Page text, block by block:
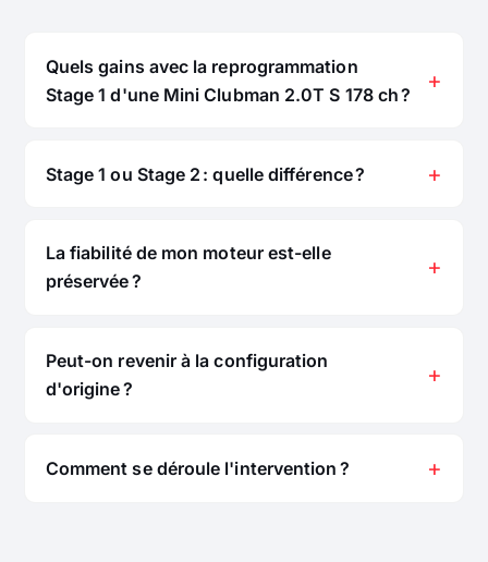
Quels gains avec la reprogrammation
Stage 1 d'une Mini Clubman 2.0T S 178 ch ?
Stage 1 ou Stage 2 : quelle différence ?
La fiabilité de mon moteur est-elle
préservée ?
Peut-on revenir à la configuration
d'origine ?
Comment se déroule l'intervention ?